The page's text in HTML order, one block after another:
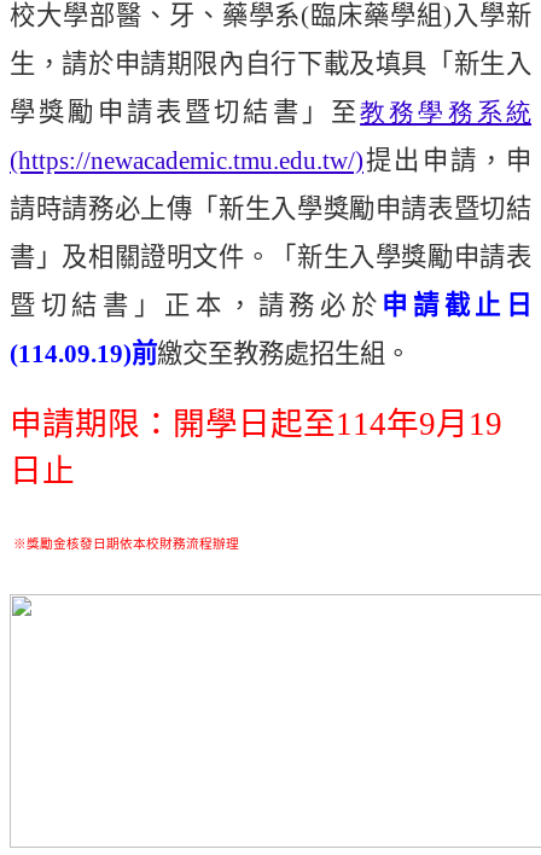
校大學部醫、牙、藥學系(臨床藥學組)入學新
生，請於申請期限內自行下載及填具「新生入
學獎勵申請表暨切結書」至教務學務系統
(https://newacademic.tmu.edu.tw/)提出申請，申
請時請務必上傳「新生入學獎勵申請表暨切結
書」及相關證明文件。「新生入學獎勵申請表
暨切結書」正本，請務必於 申請截止日
(114.09.19)前繳交至教務處招生組。
申請期限：開學日起至114年9月 19
日止
※獎勵金核發日期依本校財務流程辦理